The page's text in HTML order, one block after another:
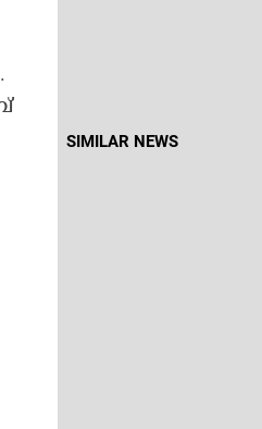
SIMILAR NEWS